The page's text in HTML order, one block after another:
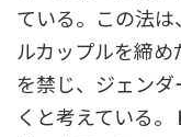
ている。この法
ルカップルを締
を禁じ、ジェン
くと考えている